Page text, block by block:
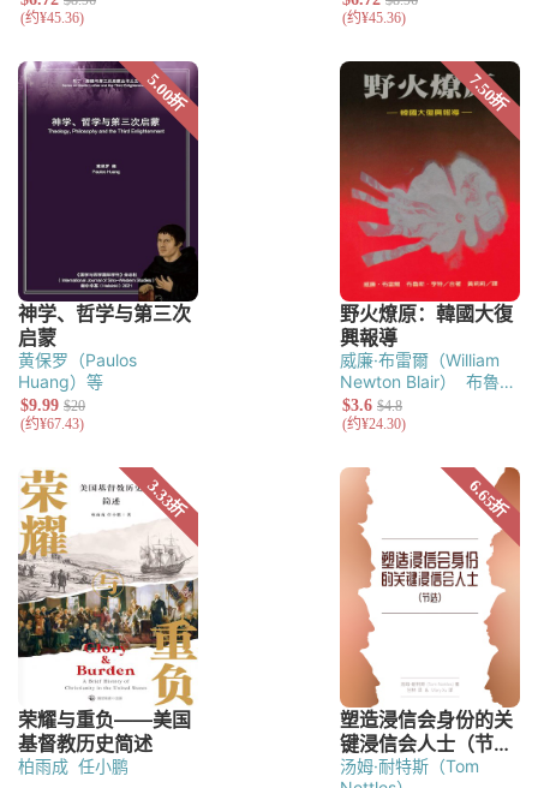
黄保罗（Paulos
Huang）等
威廉·布雷爾（William
Newton Blair）
布魯斯
·亨特（Brucc F.
Hunt）
柏雨成 任小鹏
汤姆·耐特斯（Tom